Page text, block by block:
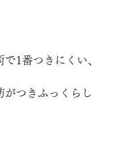
1番つきにくい、
がつきふっくらし